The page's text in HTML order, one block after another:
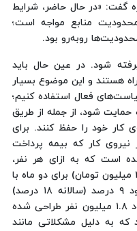
آسیب‌دیده در جنگ 40 روزه گفت: «در حال حاضر، شرایط
منابع مواجه است؛
روبه‌رو بود.
شود. در عین حال باید
هستند و این موضوع بسیار
فعال استفاده کنیم؛
حمایت شود، از جمله از طریق
کار خود را حفظ کنند. برای
بنگاه‌هایی با ۲ تا ۵۰ نفر نیروی کار که بیمه پرداخت
است که به ازای هر نفر،
مبلغی معادل حداقل دستمزد (حدود ۲۲ میلیون تومان) برای دو ماه با
دوره بازپرداخت شش‌ماهه و نرخ سود ۹ درصد (سالانه ۱۸ درصد)
پرداخت می‌شود. این برنامه برای حدود ۱.۸ میلیون نفر طراحی شده
که به دلیل مشکلاتی مانند